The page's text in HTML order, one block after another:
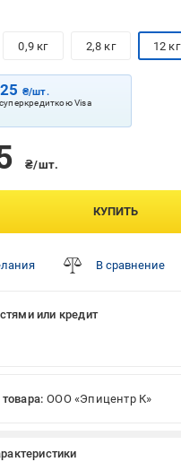
0,9 кг 2,8 кг 12 кг
₴/шт.
Visa
₴/шт.
КУПИТЬ
В сравнение
или кредит
ООО «Эпицентр К»